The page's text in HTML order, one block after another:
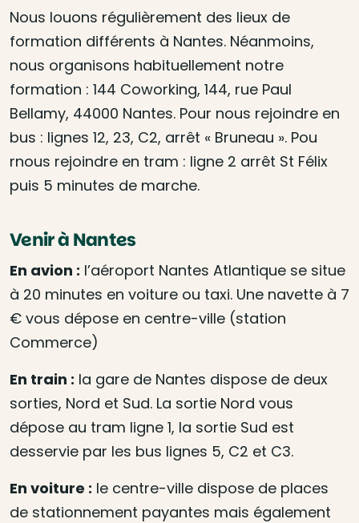
Nous louons régulièrement des lieux de
formation différents à Nantes. Néanmoins,
nous organisons habituellement notre
formation : 144 Coworking, 144, rue Paul
Bellamy, 44000 Nantes. Pour nous rejoindre en
bus : lignes 12, 23, C2, arrêt « Bruneau ». Pou
rnous rejoindre en tram : ligne 2 arrêt St Félix
puis 5 minutes de marche.
Venir à Nantes
En avion : l’aéroport Nantes Atlantique se situe
à 20 minutes en voiture ou taxi. Une navette à 7
€ vous dépose en centre-ville (station
Commerce)
En train : la gare de Nantes dispose de deux
sorties, Nord et Sud. La sortie Nord vous
dépose au tram ligne 1, la sortie Sud est
desservie par les bus lignes 5, C2 et C3.
En voiture : le centre-ville dispose de places
de stationnement payantes mais également